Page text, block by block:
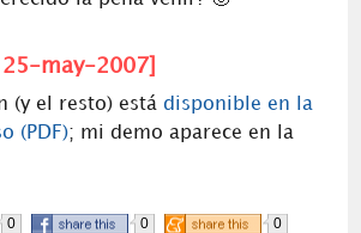
may-2007]
(y el resto) está disponible en la
(PDF); mi demo aparece en la
0 0
0